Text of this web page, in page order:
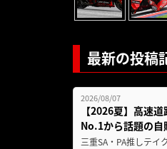
最新の投稿
2026/08/07
【2026夏】高速
No.1から話題の自
三重SA・PA推しテ